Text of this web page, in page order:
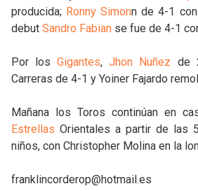
producida; Ronny Simonn de 4-1
debut Sandro Fabian se fue de 4-1
Por losGigantes,Jhon Nuñez de
Carreras de 4-1 y Yoiner Fajardo
Mañana los Toros continúan en
Estrellas Orientales a partir de las
niños, con Christopher Molina en la
franklincorderop@hotmail.es